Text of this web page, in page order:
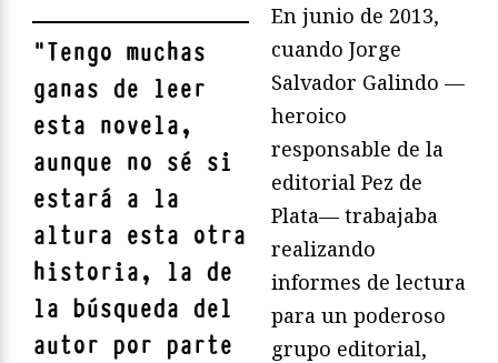
"Tengo muchas
ganas de leer
esta novela,
aunque no sé si
estará a la
altura esta otra
historia, la de
la búsqueda del
autor por parte
En junio de 2013,
cuando Jorge
Salvador Galindo —
heroico
responsable de la
editorial Pez de
Plata— trabajaba
realizando
informes de lectura
para un poderoso
grupo editorial,